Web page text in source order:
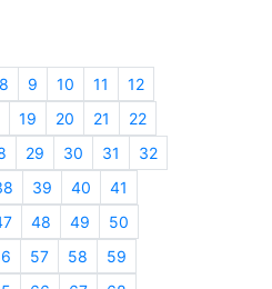
8 9 10 11
12
19 20 21
22
29 30 31
32
39 40
41
48 49
50
57 58
59